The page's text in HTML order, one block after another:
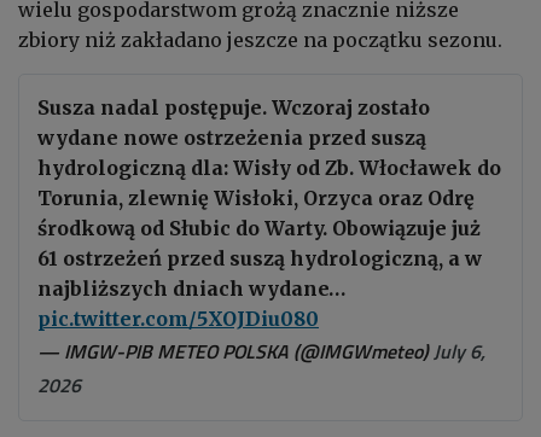
wielu gospodarstwom grożą znacznie niższe
zbiory niż zakładano jeszcze na początku sezonu.
Susza nadal postępuje. Wczoraj zostało
wydane nowe ostrzeżenia przed suszą
hydrologiczną dla: Wisły od Zb. Włocławek do
Torunia, zlewnię Wisłoki, Orzyca oraz Odrę
środkową od Słubic do Warty. Obowiązuje już
61 ostrzeżeń przed suszą hydrologiczną, a w
najbliższych dniach wydane…
pic.twitter.com/5XOJDiu080
— IMGW-PIB METEO POLSKA (@IMGWmeteo)July 6,
2026